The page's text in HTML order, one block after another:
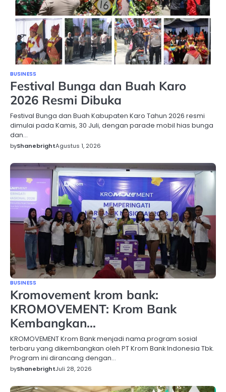
BUSINESS
Festival Bunga dan Buah Karo
2026 Resmi Dibuka
Festival Bunga dan Buah Kabupaten Karo Tahun 2026 resmi
dimulai pada Kamis, 30 Juli, dengan parade mobil hias bunga
dan…
byShanebrightAgustus 1, 2026
BUSINESS
Kromovement krom bank:
KROMOVEMENT: Krom Bank
Kembangkan…
KROMOVEMENT Krom Bank menjadi nama program sosial
terbaru yang dikembangkan oleh PT Krom Bank Indonesia Tbk.
Program ini dirancang dengan…
byShanebrightJuli 28, 2026